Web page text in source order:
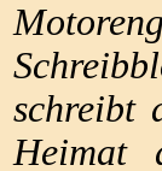
schreibt
Heimat